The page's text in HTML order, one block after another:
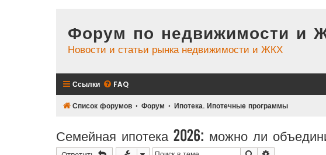
Форум по недвижимости и
Новости и статьи рынка недвижимости и ЖКХ
Ссылки FAQ
Список форумов Форум Ипотека. Ипотечные программы
Семейная ипотека 2026: можно ли